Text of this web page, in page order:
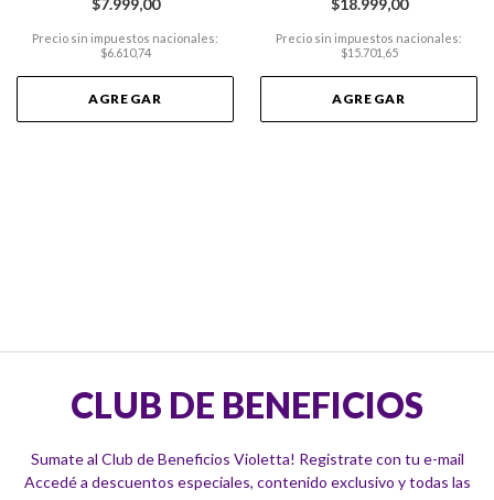
$7.999,00
Precio sin impuestos nacionales:
$6.610,74
AGREGAR
$18.999,00
Precio sin impuestos nacionales:
$15.701,65
AGREGAR
CLUB DE BENEFICIOS
Sumate al Club de Beneficios Violetta! Registrate con tu e-mail
Accedé a descuentos especiales, contenido exclusivo y todas las